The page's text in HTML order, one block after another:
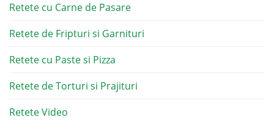
Retete cu Carne de Pasare
Retete de Fripturi si Garnituri
Retete cu Paste si Pizza
Retete de Torturi si Prajituri
Retete Video